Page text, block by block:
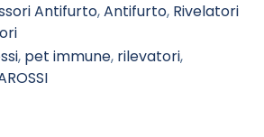
Antifurto,Antifurto, Rivelatori
, pet immune, rilevatori,